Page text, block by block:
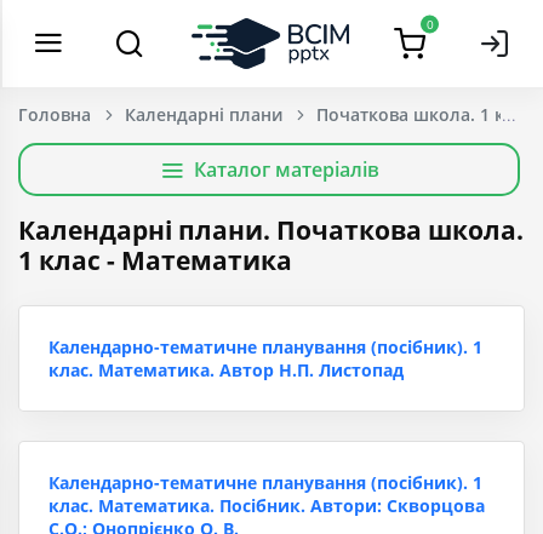
0
Головна Календарні плани Початкова школа. 1 клас
Каталог матеріалів
Календарні плани. Початкова школа.
1 клас - Математика
Календарно-тематичне планування (посібник). 1
клас. Математика. Автор Н.П. Листопад
Календарно-тематичне планування (посібник). 1
клас. Математика. Посібник. Автори: Скворцова
С.О.; Онопрієнко О. В.